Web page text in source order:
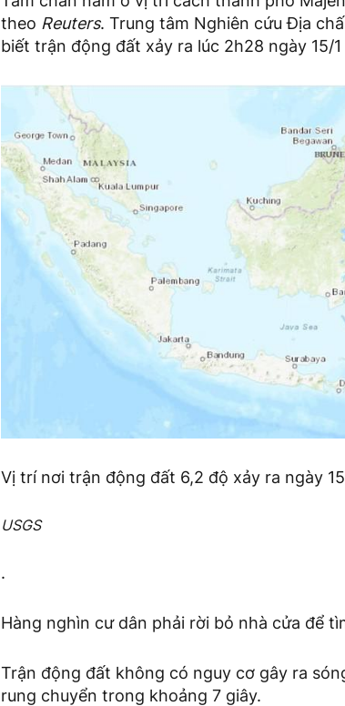
theo Reuters. Trung tâm Nghiên cứu Địa
biết trận động đất xảy ra lúc 2h28 ngày 15/
Vị trí nơi trận động đất 6,2 độ xảy ra ngày
USGS
.
Hàng nghìn cư dân phải rời bỏ nhà cửa để
Trận động đất không có nguy cơ gây ra
rung chuyển trong khoảng 7 giây.